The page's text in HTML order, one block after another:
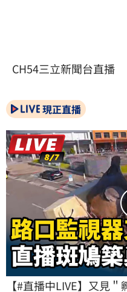
CH54三立新聞台直播
現正直播
【#直播中LIVE】又見